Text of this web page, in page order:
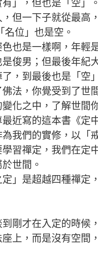
」，但也是「空」
，但一下子就從最高
名位」也是空。
也是一樣啊，年輕
俊男；但最後年紀
，到最後也是「空
法，你覺受到了世
化之中，了解世間
近寫的這本書《定
我們的實修，以「
習禪定，我們在定
世間。
」是超越四種禪定
剛才在入定的時候
座上，而是沒有空間